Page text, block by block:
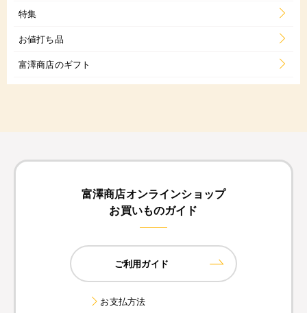
特集
お値打ち品
富澤商店のギフト
富澤商店オンラインショップ
お買いものガイド
ご利用ガイド
お支払方法